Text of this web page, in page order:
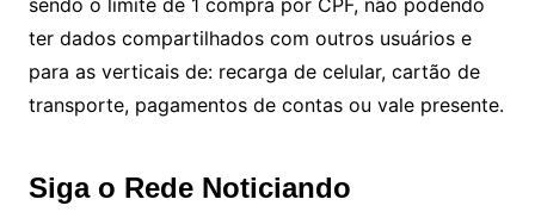
ter dados compartilhados com outros usuários e
para as verticais de: recarga de celular, cartão de
transporte, pagamentos de contas ou vale presente.
Siga o Rede Noticiando